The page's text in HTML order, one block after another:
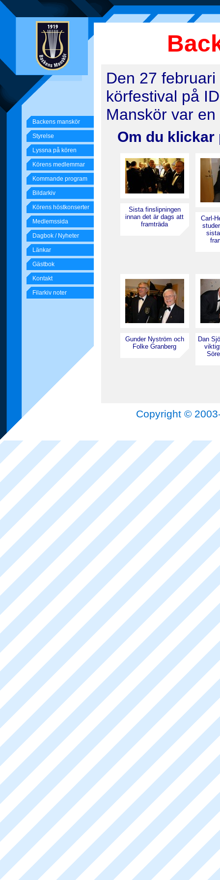
Backens manskör
Styrelse
Lyssna på kören
Körens medlemmar
Kommande program
Bildarkiv
Körens höstkonserter
Medlemssida
Dagbok / Nyheter
Länkar
Gästbok
Kontakt
Filarkiv noter
Den 27
körfestival på
Manskör var
Om du
Sista finslipningen
innan det är dags att
framträda
Carl-
Gunder Nyström och
Folke Granberg
Dan
Copyright ©